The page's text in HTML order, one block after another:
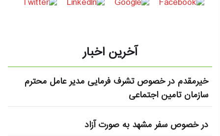
آخرین اخبار
خیرمقدم در خصوص تشرف فرمایی مدیر عامل محترم
سازمان تامین اجتماعی
در خصوص سفر مشهد به صورت آزاد